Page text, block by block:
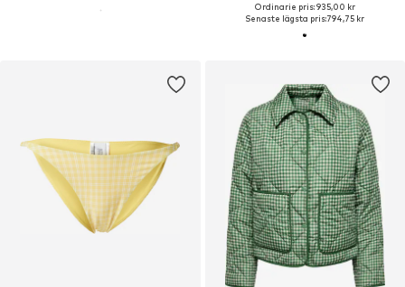
Ordinarie pris: 935,00 kr
Senaste lägsta pris:794,75 kr